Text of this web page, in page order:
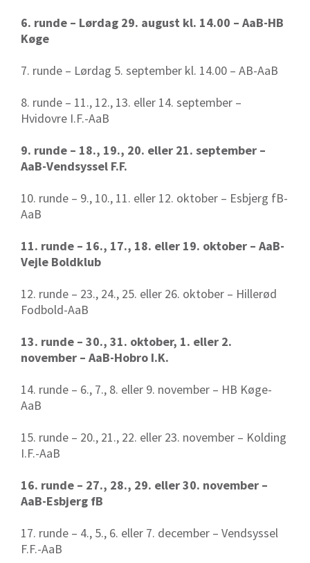
6. runde – Lørdag 29. august kl. 14.00 – AaB-HB
Køge
7. runde – Lørdag 5. september kl. 14.00 – AB-AaB
8. runde – 11., 12., 13. eller 14. september –
Hvidovre I.F.-AaB
9. runde – 18., 19., 20. eller 21. september –
AaB-Vendsyssel F.F.
10. runde – 9., 10., 11. eller 12. oktober – Esbjerg fB-
AaB
11. runde – 16., 17., 18. eller 19. oktober – AaB-
Vejle Boldklub
12. runde – 23., 24., 25. eller 26. oktober – Hillerød
Fodbold-AaB
13. runde – 30., 31. oktober, 1. eller 2.
november – AaB-Hobro I.K.
14. runde – 6., 7., 8. eller 9. november – HB Køge-
AaB
15. runde – 20., 21., 22. eller 23. november – Kolding
I.F.-AaB
16. runde – 27., 28., 29. eller 30. november –
AaB-Esbjerg fB
17. runde – 4., 5., 6. eller 7. december – Vendsyssel
F.F.-AaB